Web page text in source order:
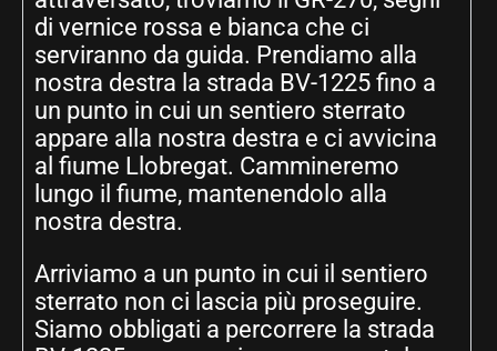
di vernice rossa e bianca che ci
serviranno da guida. Prendiamo alla
nostra destra la strada BV-1225 fino a
un punto in cui un sentiero sterrato
appare alla nostra destra e ci avvicina
al fiume Llobregat. Cammineremo
lungo il fiume, mantenendolo alla
nostra destra.
Arriviamo a un punto in cui il sentiero
sterrato non ci lascia più proseguire.
Siamo obbligati a percorrere la strada